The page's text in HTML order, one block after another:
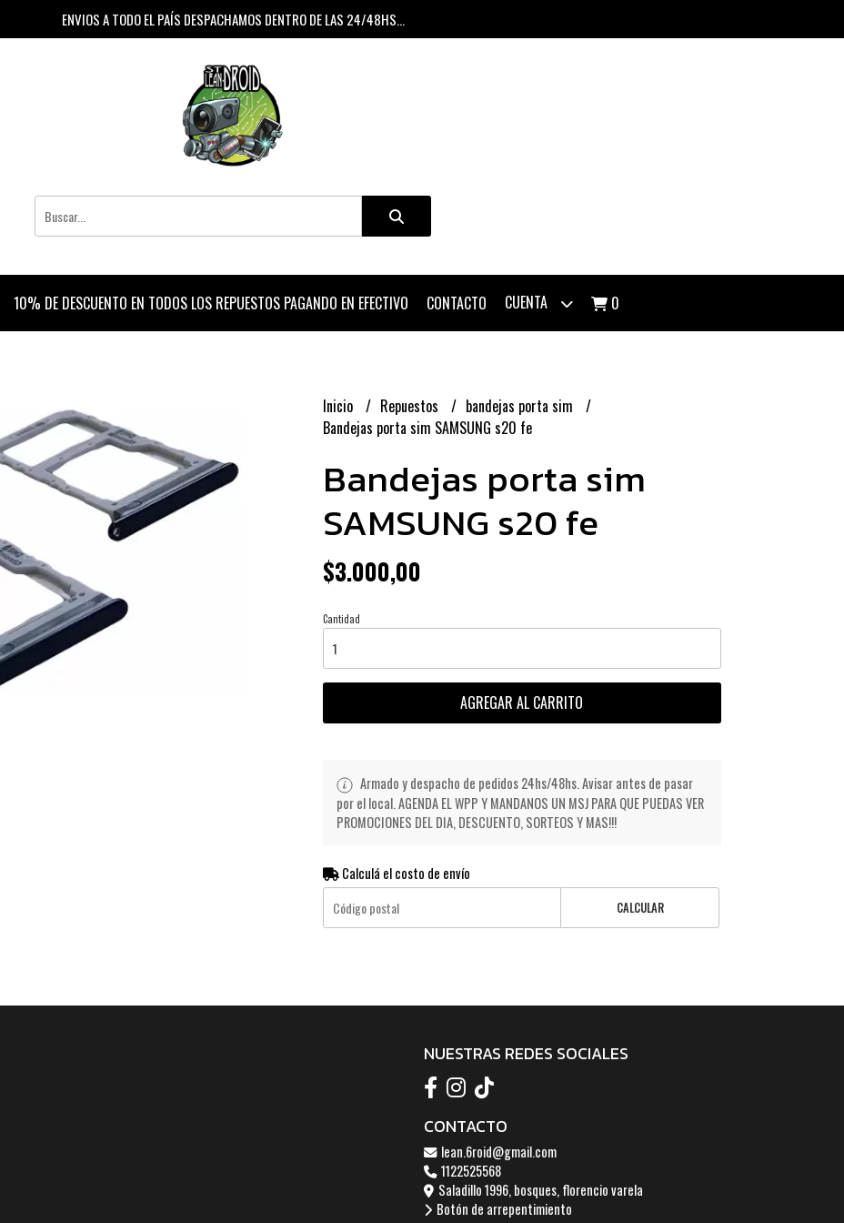
ENVIOS A TODO EL PAÍS DESPACHAMOS DENTRO DE LAS 24/48HS...
10% DE DESCUENTO EN TODOS LOS REPUESTOS PAGANDO EN EFECTIVO CONTACTO CUENTA 0
Inicio Repuestos
bandejas porta sim
Bandejas porta sim SAMSUNG s20 fe
Bandejas porta sim
SAMSUNG s20 fe
$3.000,00
Cantidad
AGREGAR AL CARRITO
Armado y despacho de pedidos 24hs/48hs. Avisar antes de pasar
por el local. AGENDA EL WPP Y MANDANOS UN MSJ PARA QUE PUEDAS VER
PROMOCIONES DEL DIA, DESCUENTO, SORTEOS Y MAS!!!
Calculá el costo de envío
CALCULAR
NUESTRAS REDES SOCIALES
CONTACTO
lean.6roid@gmail.com
1122525568
Saladillo 1996, bosques, florencio varela
Botón de arrepentimiento